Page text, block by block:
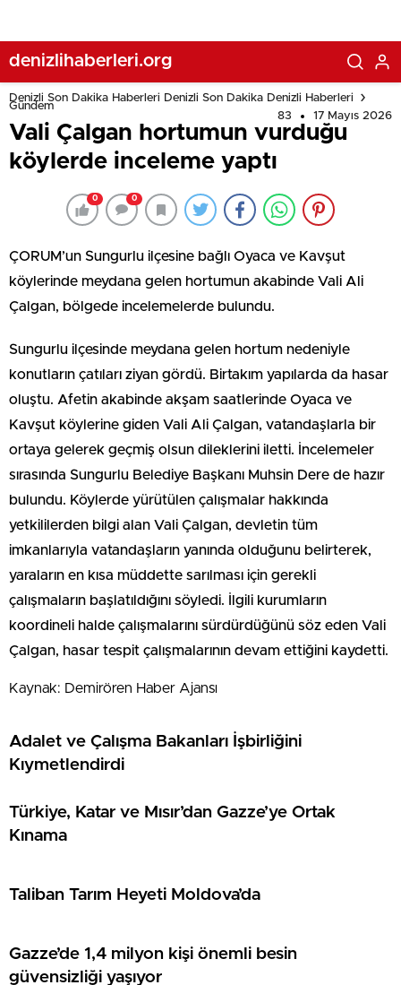
denizlihaberleri.org
Denizli Son Dakika Haberleri Denizli Son Dakika Denizli Haberleri
Gündem
83
17 Mayıs 2026
Vali Çalgan hortumun vurduğu
köylerde inceleme yaptı
0 0
ÇORUM’un Sungurlu ilçesine bağlı Oyaca ve Kavşut
köylerinde meydana gelen hortumun akabinde Vali Ali
Çalgan, bölgede incelemelerde bulundu.
Sungurlu ilçesinde meydana gelen hortum nedeniyle
konutların çatıları ziyan gördü. Birtakım yapılarda da hasar
oluştu. Afetin akabinde akşam saatlerinde Oyaca ve
Kavşut köylerine giden Vali Ali Çalgan, vatandaşlarla bir
ortaya gelerek geçmiş olsun dileklerini iletti. İncelemeler
sırasında Sungurlu Belediye Başkanı Muhsin Dere de hazır
bulundu. Köylerde yürütülen çalışmalar hakkında
yetkililerden bilgi alan Vali Çalgan, devletin tüm
imkanlarıyla vatandaşların yanında olduğunu belirterek,
yaraların en kısa müddette sarılması için gerekli
çalışmaların başlatıldığını söyledi. İlgili kurumların
koordineli halde çalışmalarını sürdürdüğünü söz eden Vali
Çalgan, hasar tespit çalışmalarının devam ettiğini kaydetti.
Kaynak: Demirören Haber Ajansı
Adalet ve Çalışma Bakanları İşbirliğini
Kıymetlendirdi
Türkiye, Katar ve Mısır’dan Gazze’ye Ortak
Kınama
Taliban Tarım Heyeti Moldova’da
Gazze’de 1,4 milyon kişi önemli besin
güvensizliği yaşıyor